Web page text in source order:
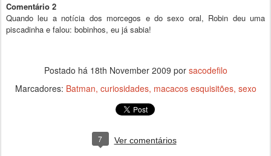
Comentário 2
Quando leu a notícia dos morcegos e do sexo oral, Robin deu uma
piscadinha e falou: bobinhos, eu já sabia!
Postado há 18th November 2009 por sacodefilo
Marcadores: Batman curiosidades macacos esquisitões sexo
7 Ver comentários